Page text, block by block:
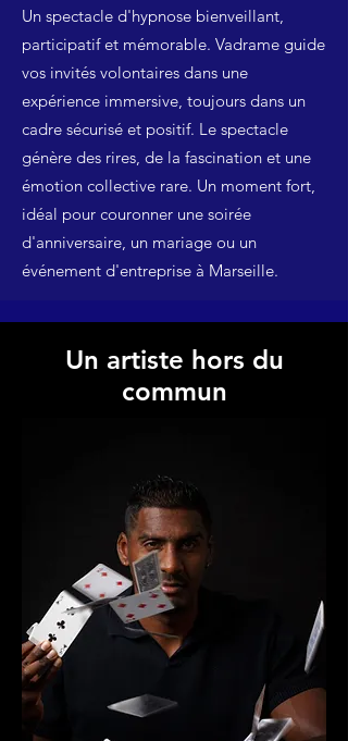
Un spectacle d'hypnose bienveillant,
participatif et mémorable. Vadrame guide
vos invités volontaires dans une
expérience immersive, toujours dans un
cadre sécurisé et positif. Le spectacle
génère des rires, de la fascination et une
émotion collective rare. Un moment fort,
idéal pour couronner une soirée
d'anniversaire, un mariage ou un
événement d'entreprise à Marseille.
Un artiste hors du
commun